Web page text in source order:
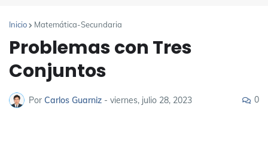
Inicio Matemática-Secundaria
Problemas con Tres
Conjuntos
Por Carlos Guarniz - viernes, julio 28, 2023 0